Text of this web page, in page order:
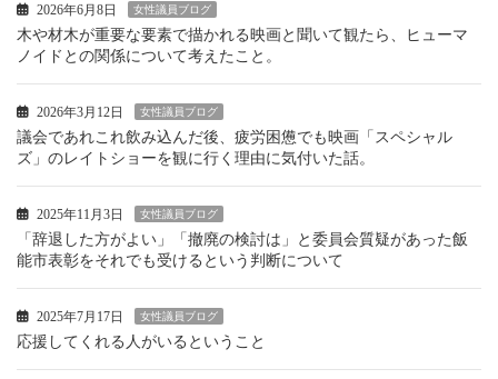
2026年6月8日 女性議員ブログ
木や材木が重要な要素で描かれる映画と聞いて観たら、ヒューマ
ノイドとの関係について考えたこと。
2026年3月12日 女性議員ブログ
議会であれこれ飲み込んだ後、疲労困憊でも映画「スペシャル
ズ」のレイトショーを観に行く理由に気付いた話。
2025年11月3日 女性議員ブログ
「辞退した方がよい」「撤廃の検討は」と委員会質疑があった飯
能市表彰をそれでも受けるという判断について
2025年7月17日 女性議員ブログ
応援してくれる人がいるということ